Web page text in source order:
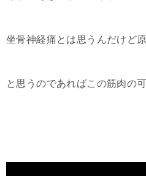
坐骨神経痛とは思うんだけど
と思うのであればこの筋肉の